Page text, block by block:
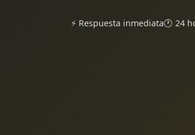
⚡ Respuesta inmediata🕐 24